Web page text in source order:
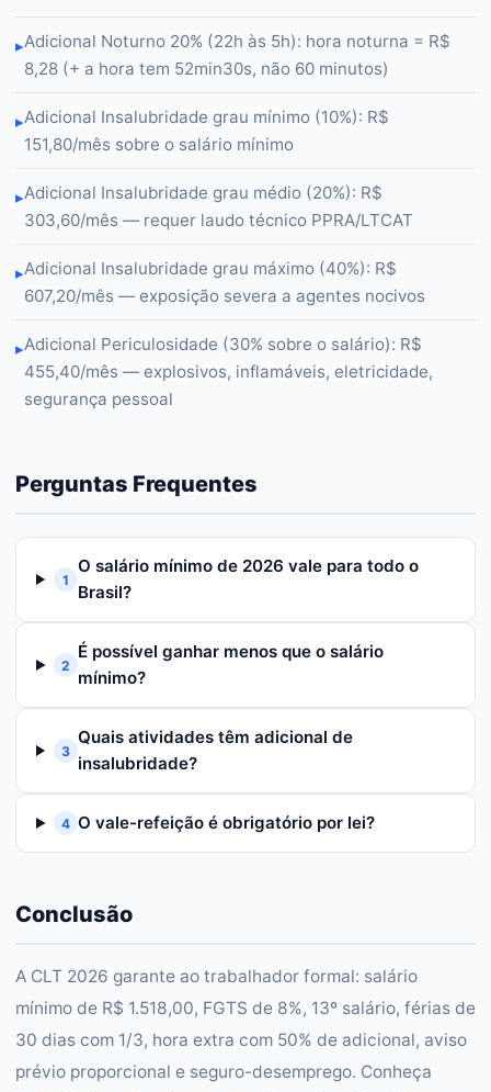
▸Adicional Noturno 20% (22h às 5h): hora noturna = R$
8,28 (+ a hora tem 52min30s, não 60 minutos)
▸Adicional Insalubridade grau mínimo (10%): R$
151,80/mês sobre o salário mínimo
▸Adicional Insalubridade grau médio (20%): R$
303,60/mês — requer laudo técnico PPRA/LTCAT
▸Adicional Insalubridade grau máximo (40%): R$
607,20/mês — exposição severa a agentes nocivos
▸Adicional Periculosidade (30% sobre o salário): R$
455,40/mês — explosivos, inflamáveis, eletricidade,
segurança pessoal
Perguntas Frequentes
1
O salário mínimo de 2026 vale para todo o
Brasil?
2
É possível ganhar menos que o salário
mínimo?
3
Quais atividades têm adicional de
insalubridade?
4 O vale-refeição é obrigatório por lei?
Conclusão
A CLT 2026 garante ao trabalhador formal: salário
mínimo de R$ 1.518,00, FGTS de 8%, 13º salário, férias de
30 dias com 1/3, hora extra com 50% de adicional, aviso
prévio proporcional e seguro-desemprego. Conheça